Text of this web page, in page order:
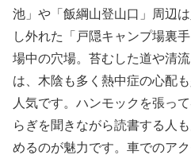
池」や「飯綱山登山口」周辺
し外れた「戸隠キャンプ場裏
場中の穴場。苔むした道や清
は、木陰も多く熱中症の心配
人気です。ハンモックを張っ
らぎを聞きながら読書する人
めるのが魅力です。車でのア